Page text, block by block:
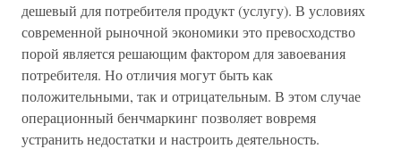
дешевый для потребителя продукт (услугу). В условиях
современной рыночной экономики это превосходство
порой является решающим фактором для завоевания
потребителя. Но отличия могут быть как
положительными, так и отрицательным. В этом случае
операционный бенчмаркинг позволяет вовремя
устранить недостатки и настроить деятельность.